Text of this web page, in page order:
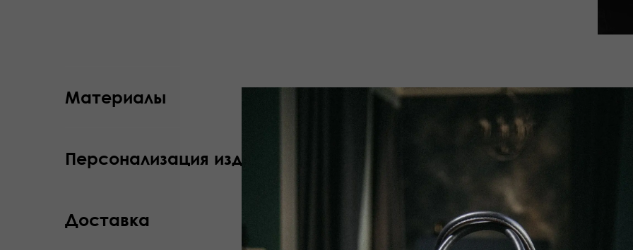
Материалы Упаковка
Персонализация изделия Уход за
Доставка Возврат